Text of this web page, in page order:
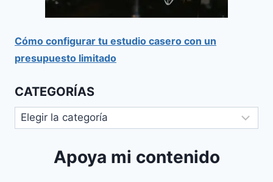
Cómo configurar tu estudio casero con un
presupuesto limitado
CATEGORÍAS
Apoya mi contenido